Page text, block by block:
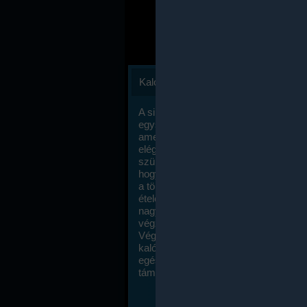
Kalóriaszámlálás
A sikeres fogyás titka valójában igen
egyszerű: égess több energiát, mint
amennyit beviszel. Természetesen
elég nagy fegyelemre és akaraterőre
szükség, de meglepődve fogod
hogy a kalóriaszámolás mennyire
a többi diétához képest. Itt nincsenek
ételek és a megengedett kalóriabevitelt
nagymértékben növelheted ha
végzel.
Végül, de nem utolsó sorban, a
kalóriaszámolás módszerét a legtöbb
egészségügyi szakorvos ajánlja és
támogatja.